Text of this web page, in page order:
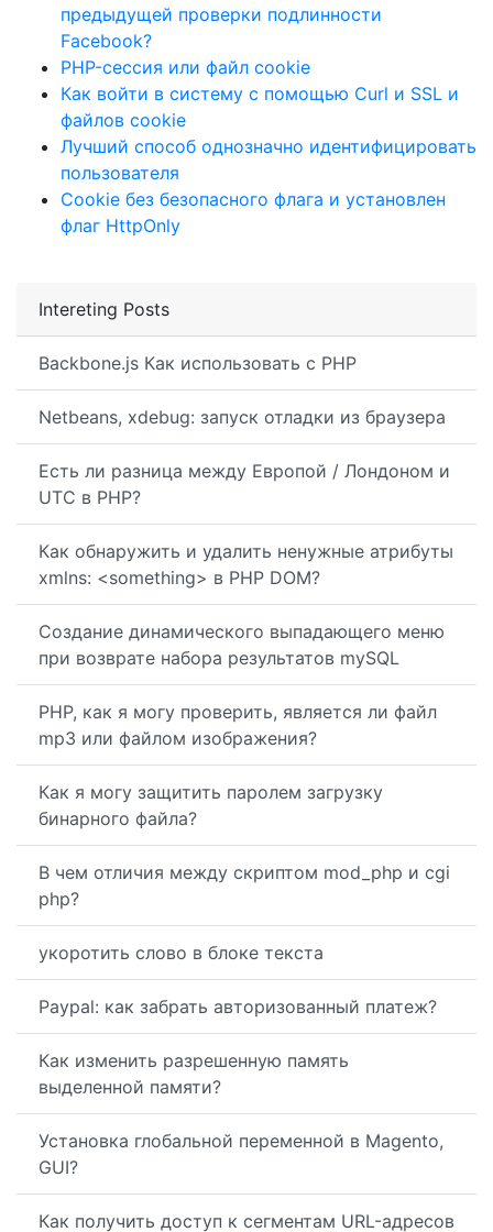
Intereting Posts
Backbone.js Как использовать с PHP
Netbeans, xdebug: запуск отладки из браузера
Есть ли разница между Европой / Лондоном и
UTC в PHP?
Как обнаружить и удалить ненужные атрибуты
xmlns: <something> в PHP DOM?
Создание динамического выпадающего меню
при возврате набора результатов mySQL
PHP, как я могу проверить, является ли файл
mp3 или файлом изображения?
Как я могу защитить паролем загрузку
бинарного файла?
В чем отличия между скриптом mod_php и cgi
php?
укоротить слово в блоке текста
Paypal: как забрать авторизованный платеж?
Как изменить разрешенную память
выделенной памяти?
Установка глобальной переменной в Magento,
GUI?
Как получить доступ к сегментам URL-адресов
предыдущей проверки подлинности
Facebook?
PHP-сессия или файл cookie
Как войти в систему с помощью Curl и SSL и
файлов cookie
Лучший способ однозначно идентифицировать
пользователя
Cookie без безопасного флага и установлен
флаг HttpOnly